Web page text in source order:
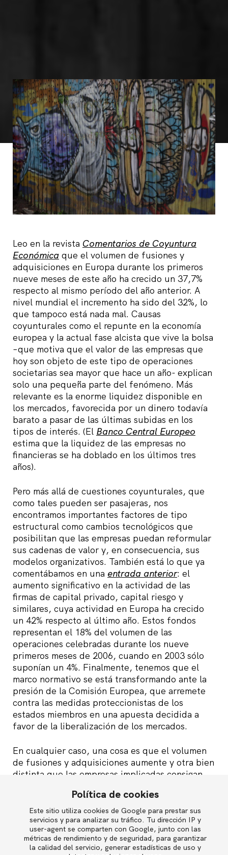
English
Política de privacidad
Leo en la revista Comentarios de Coyuntura
Económica que el volumen de fusiones y
adquisiciones en Europa durante los primeros
nueve meses de este año ha crecido un 37,7%
respecto al mismo período del año anterior. A
nivel mundial el incremento ha sido del 32%, lo
que tampoco está nada mal. Causas
coyunturales como el repunte en la economía
europea y la actual fase alcista que vive la bolsa
–que motiva que el valor de las empresas que
hoy son objeto de este tipo de operaciones
societarias sea mayor que hace un año- explican
solo una pequeña parte del fenómeno. Más
relevante es la enorme liquidez disponible en
los mercados, favorecida por un dinero todavía
barato a pasar de las últimas subidas en los
tipos de interés. (El Banco Central Europeo
estima que la liquidez de las empresas no
financieras se ha doblado en los últimos tres
años).
Pero más allá de cuestiones coyunturales, que
como tales pueden ser pasajeras, nos
encontramos importantes factores de tipo
estructural como cambios tecnológicos que
posibilitan que las empresas puedan reformular
sus cadenas de valor y, en consecuencia, sus
modelos organizativos. También está lo que ya
comentábamos en una entrada anterior: el
aumento significativo en la actividad de las
firmas de capital privado, capital riesgo y
similares, cuya actividad en Europa ha crecido
un 42% respecto al último año. Estos fondos
representan el 18% del volumen de las
operaciones celebradas durante los nueve
primeros meses de 2006, cuando en 2003 sólo
suponían un 4%. Finalmente, tenemos que el
marco normativo se está transformando ante la
presión de la Comisión Europea, que arremete
contra las medidas proteccionistas de los
estados miembros en una apuesta decidida a
favor de la liberalización de los mercados.
En cualquier caso, una cosa es que el volumen
de fusiones y adquisiciones aumente y otra bien
distinta que las empresas implicadas consigan
del 60% de estas operaciones no alcanza sus
objetivos. Un dato que debería preocuparnos,
especialmente cuando todo apunta a que la
tendencia seguirá al alza en los próximos meses.
Política de cookies
Este sitio utiliza cookies de Google para prestar sus
servicios y para analizar su tráfico. Tu dirección IP y
user-agent se comparten con Google, junto con las
métricas de rendimiento y de seguridad, para garantizar
la calidad del servicio, generar estadísticas de uso y